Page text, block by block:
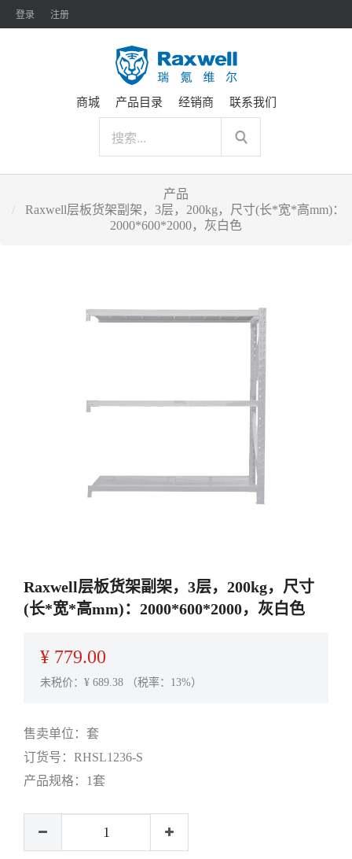
登录 注册
商城 产品目录 经销商 联系我们
产品
Raxwell层板货架副架，3层，200kg，尺寸(长*宽*高mm)：
2000*600*2000，灰白色
Raxwell层板货架副架，3层，200kg，尺寸
(长*宽*高mm)：2000*600*2000，灰白色
¥ 779.00
未税价：¥ 689.38 （税率：13%）
售卖单位： 套
订货号： RHSL1236-S
产品规格： 1套